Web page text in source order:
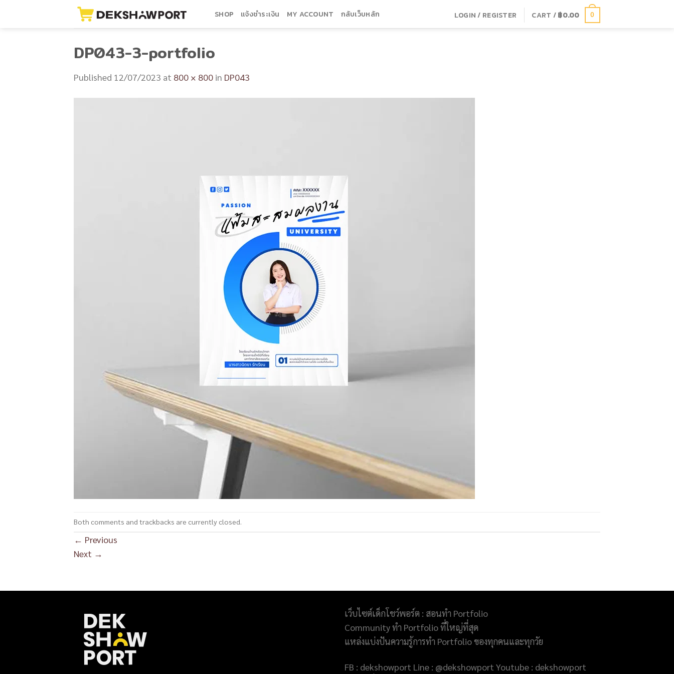
SHOP แจ้งชำระเงิน MY ACCOUNT กลับเว็บหลัก LOGIN / REGISTER CART /฿0.00 0
DP043-3-portfolio
Published 12/07/2023 at 800 × 800 in DP043
Both comments and trackbacks are currently closed.
← Previous
Next →
เว็บไซต์เด็กโชว์พอร์ต : สอนทำ Portfolio
Community ทำ Portfolio ที่ใหญ่ที่สุด
แหล่งแบ่งปันความรู้การทำ Portfolio ของทุกคนและทุกวัย
FB : dekshowport Line : @dekshowport Youtube : dekshowport